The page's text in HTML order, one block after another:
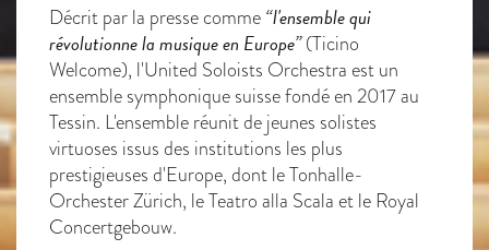
Décrit par la presse comme “l'ensemble qui
révolutionne la musique en Europe”(Ticino
Welcome), l'United Soloists Orchestra est un
ensemble symphonique suisse fondé en 2017 au
Tessin. L'ensemble réunit de jeunes solistes
virtuoses issus des institutions les plus
prestigieuses d'Europe, dont le Tonhalle-
Orchester Zürich, le Teatro alla Scala et le Royal
Concertgebouw.